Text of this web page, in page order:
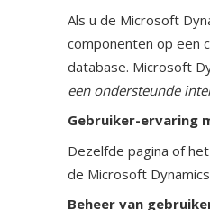
Als u de Microsoft
componenten op een
database. Microsoft
een ondersteunde
Gebruiker-ervaring
Dezelfde pagina of
de Microsoft
Beheer van